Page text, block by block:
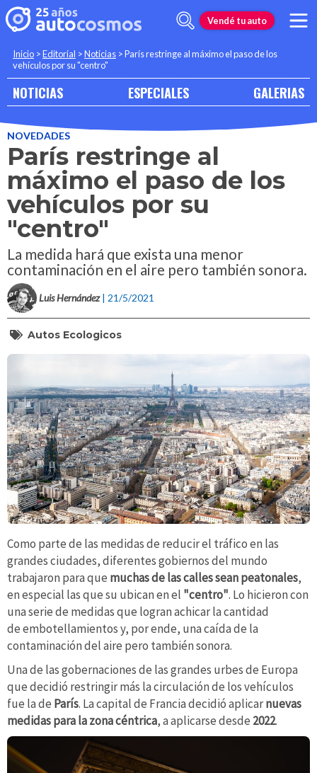
Vendé tu auto
Inicio >Editorial >Noticias >París restringe al máximo el paso de los
vehículos por su "centro"
NOTICIAS ESPECIALES GALERIAS
NOVEDADES
París restringe al
máximo el paso de los
vehículos por su
"centro"
La medida hará que exista una menor
contaminación en el aire pero también sonora.
Luis Hernández | 21/5/2021
Autos Ecologicos
Como parte de las medidas de reducir el tráfico en las
grandes ciudades, diferentes gobiernos del mundo
trabajaron paraque muchas de las calles sean peatonales,
en especial las que su ubican en el "centro". Lo hicieron con
una serie de medidas que logran achicar la cantidad
de embotellamientos y, por ende, una caída de la
contaminación del aire pero también sonora.
Una de las gobernaciones de las grandes urbes de Europa
que decidió restringir más la circulación de los vehículos
fue la de París. La capital de Francia decidió aplicarnuevas
medidas para la zona céntrica, a aplicarse desde 2022.